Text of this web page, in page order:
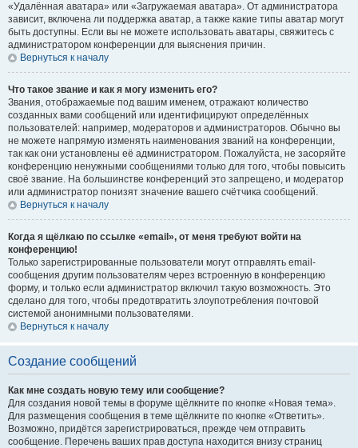
«Удалённая аватара» или «Загружаемая аватара». От администратора
зависит, включена ли поддержка аватар, а также какие типы аватар могут
быть доступны. Если вы не можете использовать аватары, свяжитесь с
администратором конференции для выяснения причин.
Вернуться к началу
Что такое звание и как я могу изменить его?
Звания, отображаемые под вашим именем, отражают количество
созданных вами сообщений или идентифицируют определённых
пользователей: например, модераторов и администраторов. Обычно вы
не можете напрямую изменять наименования званий на конференции,
так как они установлены её администратором. Пожалуйста, не засоряйте
конференцию ненужными сообщениями только для того, чтобы повысить
своё звание. На большинстве конференций это запрещено, и модератор
или администратор понизят значение вашего счётчика сообщений.
Вернуться к началу
Когда я щёлкаю по ссылке «email», от меня требуют войти на
конференцию!
Только зарегистрированные пользователи могут отправлять email-
сообщения другим пользователям через встроенную в конференцию
форму, и только если администратор включил такую возможность. Это
сделано для того, чтобы предотвратить злоупотребления почтовой
системой анонимными пользователями.
Вернуться к началу
Создание сообщений
Как мне создать новую тему или сообщение?
Для создания новой темы в форуме щёлкните по кнопке «Новая тема».
Для размещения сообщения в теме щёлкните по кнопке «Ответить».
Возможно, придётся зарегистрироваться, прежде чем отправить
сообщение. Перечень ваших прав доступа находится внизу страниц